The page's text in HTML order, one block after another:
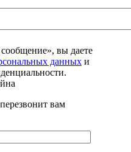
вы даете
данных и
вам